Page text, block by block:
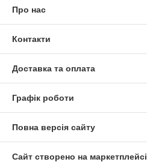
Про нас
Контакти
Доставка та оплата
Графік роботи
Повна версія сайту
Сайт створено на маркетплейсі